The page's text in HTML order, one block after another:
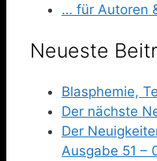
… für Autoren
Neueste
Blasphemie,
Der nächste
Der
Ausgabe 51 –